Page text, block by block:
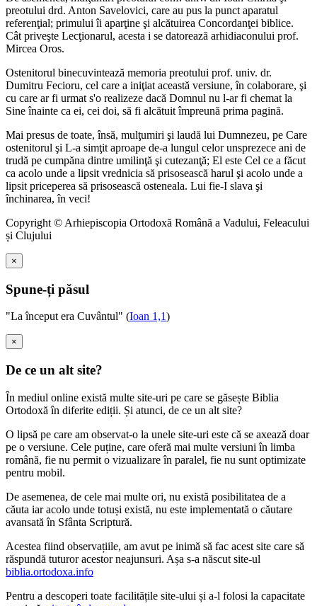
preotului drd. Anton Savelovici, care au pus la punct aparatul
referenţial; primului îi aparţine şi alcătuirea Concordanţei biblice.
Cât priveşte Lecţionarul, acesta i se datorează arhidiaconului prof.
Mircea Oros.
Ostenitorul binecuvintează memoria preotului prof. univ. dr.
Dumitru Fecioru, cel care a iniţiat această versiune, în colaborare, şi
cu care ar fi urmat s'o realizeze dacă Domnul nu l-ar fi chemat la
Sine înainte ca ei, cei doi, să fi alcătuit împreună prima pagină.
Mai presus de toate, însă, mulţumiri şi laudă lui Dumnezeu, pe Care
ostenitorul şi L-a simţit aproape de-a lungul celor unsprezece ani de
trudă pe cumpăna dintre umilinţă şi cutezanţă; El este Cel ce a făcut
ca acolo unde a lipsit vrednicia să prisosească harul şi acolo unde a
lipsit priceperea să prisosească osteneala. Lui fie-I slava şi
închinarea, în veci!
Copyright © Arhiepiscopia Ortodoxă Română a Vadului, Feleacului
și Clujului
×
Spune-ți păsul
"La început era Cuvântul" (Ioan 1,1)
×
De ce un alt site?
În mediul online există multe site-uri pe care se găsește Biblia
Ortodoxă în diferite ediții. Și atunci, de ce un alt site?
O lipsă pe care am observat-o la unele site-uri este că se axează doar
pe o versiune. Cele puține, care oferă mai multe versiuni în limba
română, fie nu permit o vizualizare în paralel, fie nu sunt optimizate
pentru mobil.
De asemenea, de cele mai multe ori, nu există posibilitatea de a
căuta iar acolo unde totuși există, nu este implementată o căutare
avansată în Sfânta Scriptură.
Acestea fiind observațiile, am avut pe inimă să fac acest site care să
răspundă tuturor acestor neajunsuri. Așa s-a născut site-ul
biblia.ortodoxa.info
Pentru a descoperi toate facilitățile site-ului și a-l folosi la capacitate